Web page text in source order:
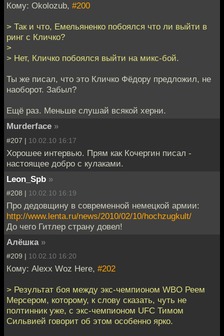
Кому: Okolozub, #200
> Так и что, Емельяненко побоялся что ли выйти в
ринг с Кличко?
>
> Нет, Кличко побоялся выйти на микс-бой.
Ты же писал, что это Кличко Фёдору предложил, не
наоборот. Забыл?
Ещё раз. Меньше слушай всякой херни.
Murderface »
#207 | 10.02.10 16:17
Хорошее интервью. Прям как Кочергин писал -
настоящее добро с кулаками.
Leon_Spb »
#208 | 10.02.10 16:19
Про дедовщину в современной немецкой армии:
http://www.lenta.ru/news/2010/02/10/hochzugkult/
До чего Гитлер страну довел!
Алёшка »
#209 | 10.02.10 16:20
Кому: Alexx Woz Here, #202
> Результат боя между экс-чемпионом WBO Реем
Мерсером, которому, к слову сказать, чуть не
полтинник уже, с экс-чемпионом UFC Тимом
Сильвией говорит об этом особенно ярко.